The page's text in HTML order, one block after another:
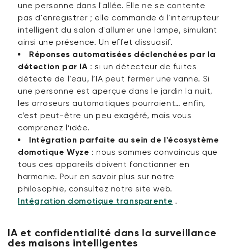
une personne dans l'allée. Elle ne se contente
pas d'enregistrer ; elle commande à l'interrupteur
intelligent du salon d'allumer une lampe, simulant
ainsi une présence. Un effet dissuasif.
Réponses automatisées déclenchées par la
détection par IA : si un détecteur de fuites
détecte de l’eau, l’IA peut fermer une vanne. Si
une personne est aperçue dans le jardin la nuit,
les arroseurs automatiques pourraient… enfin,
c’est peut-être un peu exagéré, mais vous
comprenez l’idée.
Intégration parfaite au sein de l'écosystème
domotique Wyze : nous sommes convaincus que
tous ces appareils doivent fonctionner en
harmonie. Pour en savoir plus sur notre
philosophie, consultez notre site web.
Intégration domotique transparente .
IA et confidentialité dans la surveillance
des maisons intelligentes